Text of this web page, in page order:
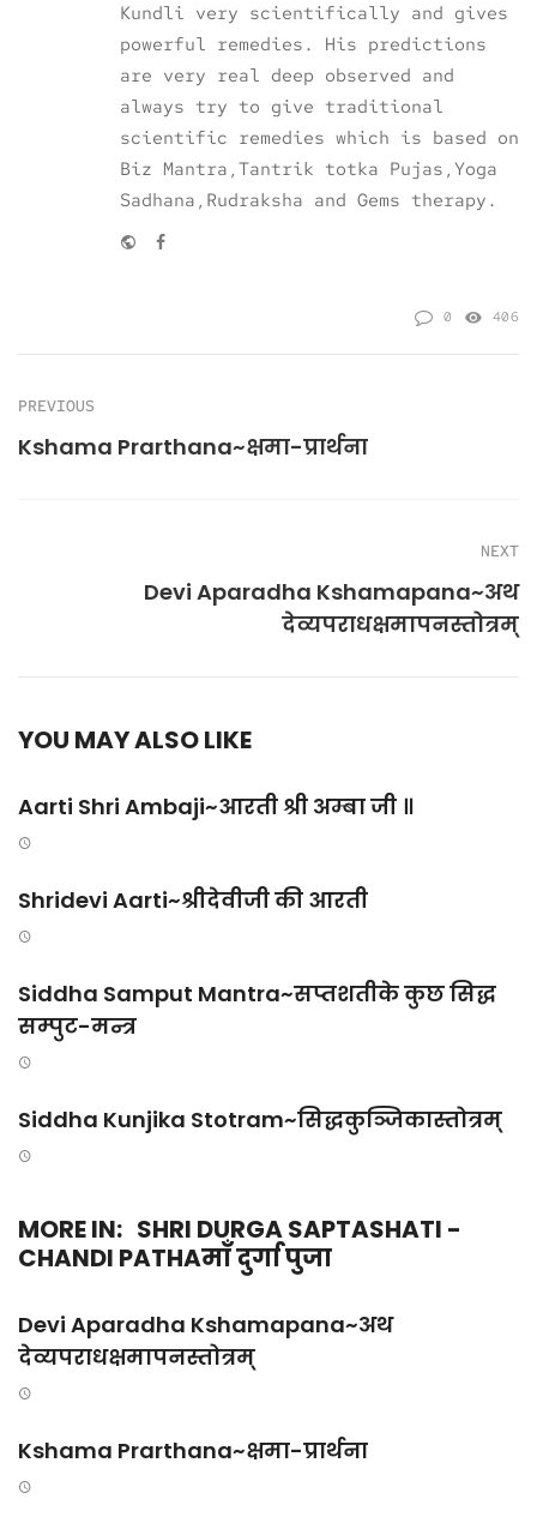
Kundli very scientifically and gives
powerful remedies. His predictions
are very real deep observed and
always try to give traditional
scientific remedies which is based on
Biz Mantra,Tantrik totka Pujas,Yoga
Sadhana,Rudraksha and Gems therapy.
Website
Facebook
0 406
PREVIOUS
Kshama Prarthana~क्षमा-प्रार्थना
NEXT
Devi Aparadha Kshamapana~अथ
देव्यपराधक्षमापनस्तोत्रम्
YOU MAY ALSO LIKE
Aarti Shri Ambaji~आरती श्री अम्बा जी ॥
Shridevi Aarti~श्रीदेवीजी की आरती
Siddha Samput Mantra~सप्तशतीके कुछ सिद्ध
सम्पुट-मन्त्र
Siddha Kunjika Stotram~सिद्धकुञ्जिकास्तोत्रम्
MORE IN: SHRI DURGA SAPTASHATI -
CHANDI PATHAमाँ दुर्गा पुजा
Devi Aparadha Kshamapana~अथ
देव्यपराधक्षमापनस्तोत्रम्
Kshama Prarthana~क्षमा-प्रार्थना